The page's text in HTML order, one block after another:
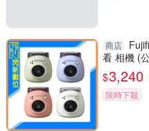
商店
看 相機 (
$3,240
限時下殺